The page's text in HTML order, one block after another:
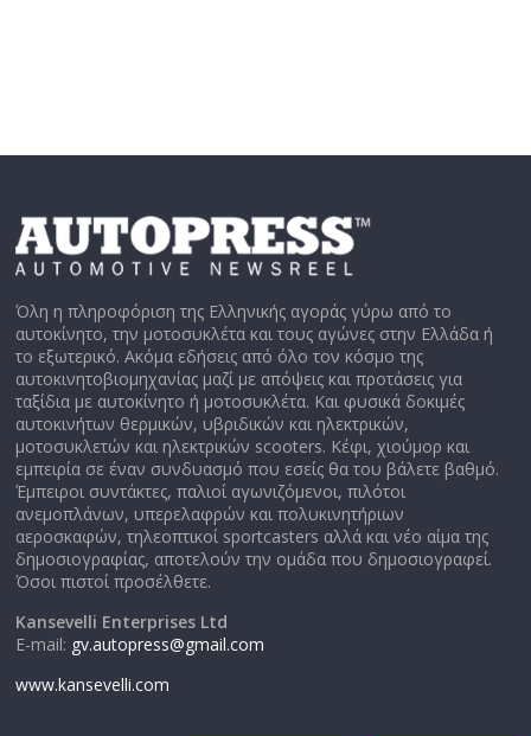
Όλη η πληροφόριση της Ελληνικής αγοράς γύρω από το
αυτοκίνητο, την μοτοσυκλέτα και τους αγώνες στην Ελλάδα ή
το εξωτερικό. Ακόμα εδήσεις από όλο τον κόσμο της
αυτοκινητοβιομηχανίας μαζί με απόψεις και προτάσεις για
ταξίδια με αυτοκίνητο ή μοτοσυκλέτα. Και φυσικά δοκιμές
αυτοκινήτων θερμικών, υβριδικών και ηλεκτρικών,
μοτοσυκλετών και ηλεκτρικών scooters. Κέφι, χιούμορ και
εμπειρία σε έναν συνδυασμό που εσείς θα του βάλετε βαθμό.
Έμπειροι συντάκτες, παλιοί αγωνιζόμενοι, πιλότοι
ανεμοπλάνων, υπερελαφρών και πολυκινητήριων
αεροσκαφών, τηλεοπτικοί sportcasters αλλά και νέο αίμα της
δημοσιογραφίας, αποτελούν την ομάδα που δημοσιογραφεί.
Όσοι πιστοί προσέλθετε.
Kansevelli Enterprises Ltd
E-mail: gv.autopress@gmail.com
www.kansevelli.com